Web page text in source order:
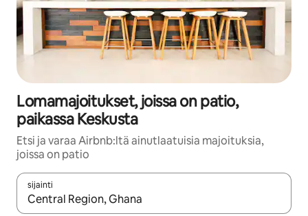
Lomamajoitukset, joissa on patio,
paikassa Keskusta
Etsi ja varaa Airbnb:ltä ainutlaatuisia majoituksia,
joissa on patio
sijainti
Kun tulokset ovat saatavilla, navigoi ylös- ja alas-